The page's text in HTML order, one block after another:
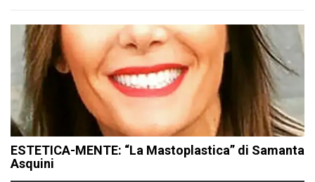
ESTETICA-MENTE: “La Mastoplastica” di Samanta
Asquini